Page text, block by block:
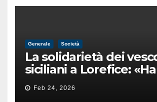
Generale Società
La solidarietà dei
siciliani a Lorefice:
il valore e la dignità
dell’umanità»
Feb 24, 2026